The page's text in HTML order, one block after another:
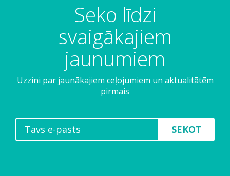
Seko līdzi
svaigākajiem
jaunumiem
Uzzini par jaunākajiem ceļojumiem un aktualitātēm
pirmais
SEKOT